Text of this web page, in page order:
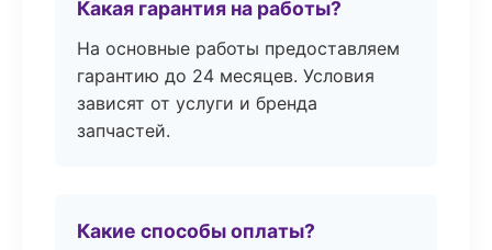
Какая гарантия на работы?
На основные работы предоставляем
гарантию до 24 месяцев. Условия
зависят от услуги и бренда
запчастей.
Какие способы оплаты?